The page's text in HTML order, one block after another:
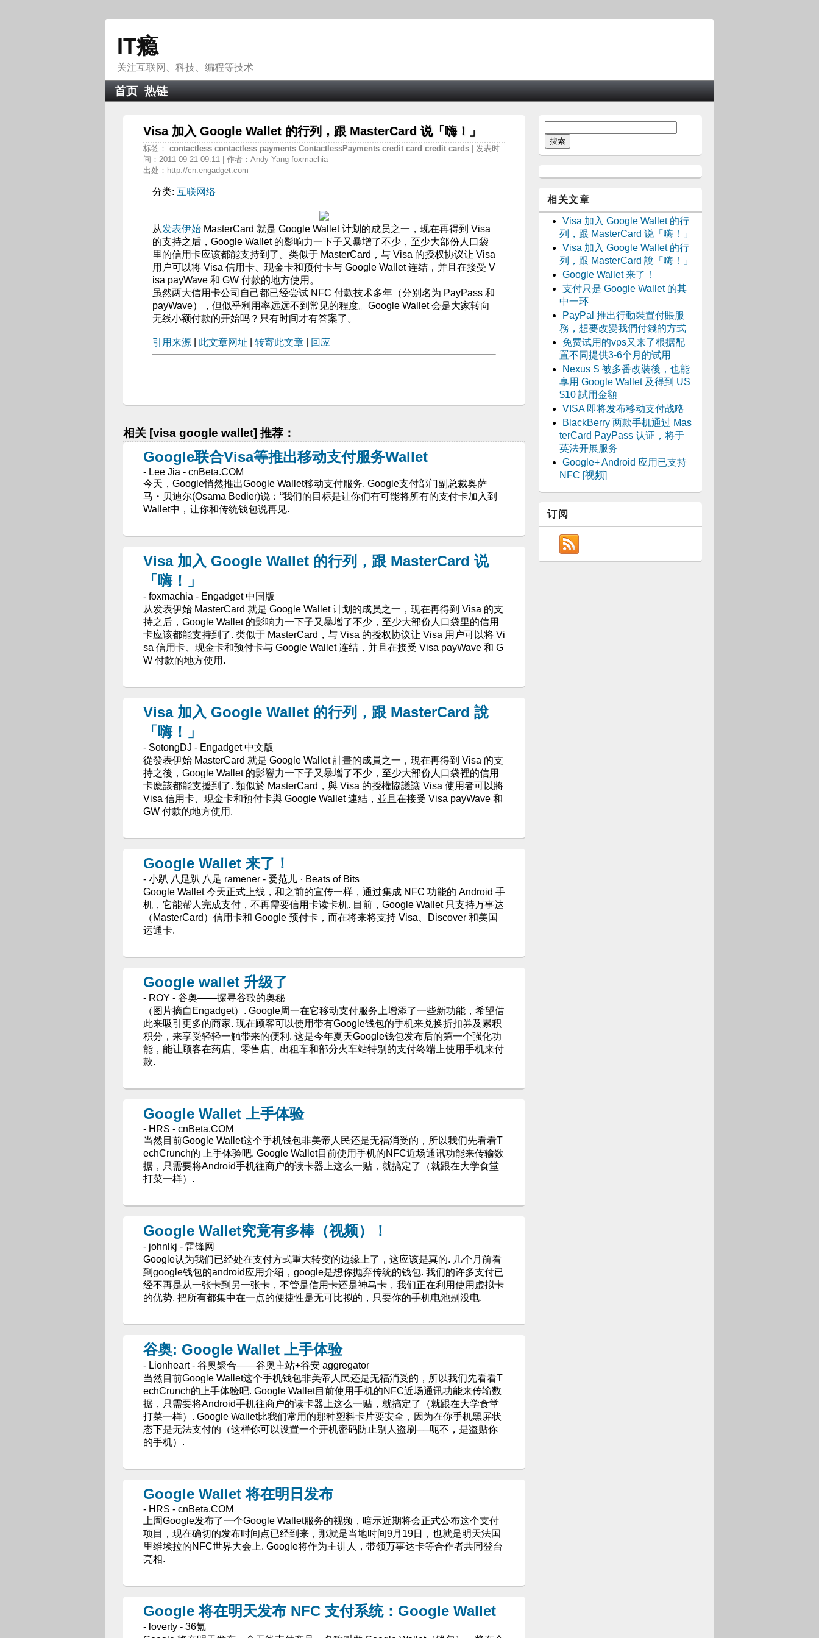
IT瘾
关注互联网、科技、编程等技术
首页 热链
Visa 加入 Google Wallet 的行列，跟 MasterCard 说「嗨！」
标签： contactless contactless payments ContactlessPayments credit card credit cards
| 发表时
间：2011-09-21 09:11 | 作者：Andy Yang foxmachia
出处：http://cn.engadget.com
分类: 互联网络
从发表伊始 MasterCard 就是 Google Wallet 计划的成员之一，现在再得到 Visa
的支持之后，Google Wallet 的影响力一下子又暴增了不少，至少大部份人口袋
里的信用卡应该都能支持到了。类似于 MasterCard，与 Visa 的授权协议让 Visa
用户可以将 Visa 信用卡、现金卡和预付卡与 Google Wallet 连结，并且在接受 V
isa payWave 和 GW 付款的地方使用。
虽然两大信用卡公司自己都已经尝试 NFC 付款技术多年（分别名为 PayPass 和
payWave），但似乎利用率远远不到常见的程度。Google Wallet 会是大家转向
无线小额付款的开始吗？只有时间才有答案了。
引用来源 此文章网址 转寄此文章 回应
相关 [visa google wallet] 推荐：
Google联合Visa等推出移动支付服务Wallet
- Lee Jia - cnBeta.COM
今天，Google悄然推出Google Wallet移动支付服务. Google支付部门副总裁奥萨
马・贝迪尔(Osama Bedier)说：“我们的目标是让你们有可能将所有的支付卡加入到
Wallet中，让你和传统钱包说再见.
Visa 加入 Google Wallet 的行列，跟 MasterCard 说
「嗨！」
- foxmachia - Engadget 中国版
从发表伊始 MasterCard 就是 Google Wallet 计划的成员之一，现在再得到 Visa 的支
持之后，Google Wallet 的影响力一下子又暴增了不少，至少大部份人口袋里的信用
卡应该都能支持到了. 类似于 MasterCard，与 Visa 的授权协议让 Visa 用户可以将 Vi
sa 信用卡、现金卡和预付卡与 Google Wallet 连结，并且在接受 Visa payWave 和 G
W 付款的地方使用.
Visa 加入 Google Wallet 的行列，跟 MasterCard 說
「嗨！」
- SotongDJ - Engadget 中文版
從發表伊始 MasterCard 就是 Google Wallet 計畫的成員之一，現在再得到 Visa 的支
持之後，Google Wallet 的影響力一下子又暴增了不少，至少大部份人口袋裡的信用
卡應該都能支援到了. 類似於 MasterCard，與 Visa 的授權協議讓 Visa 使用者可以將
Visa 信用卡、現金卡和預付卡與 Google Wallet 連結，並且在接受 Visa payWave 和
GW 付款的地方使用.
Google Wallet 来了！
- 小趴 八足趴 八足 ramener - 爱范儿 · Beats of Bits
Google Wallet 今天正式上线，和之前的宣传一样，通过集成 NFC 功能的 Android 手
机，它能帮人完成支付，不再需要信用卡读卡机. 目前，Google Wallet 只支持万事达
（MasterCard）信用卡和 Google 预付卡，而在将来将支持 Visa、Discover 和美国
运通卡.
Google wallet 升级了
- ROY - 谷奥——探寻谷歌的奥秘
（图片摘自Engadget）. Google周一在它移动支付服务上增添了一些新功能，希望借
此来吸引更多的商家. 现在顾客可以使用带有Google钱包的手机来兑换折扣券及累积
积分，来享受轻轻一触带来的便利. 这是今年夏天Google钱包发布后的第一个强化功
能，能让顾客在药店、零售店、出租车和部分火车站特别的支付终端上使用手机来付
款.
Google Wallet 上手体验
- HRS - cnBeta.COM
当然目前Google Wallet这个手机钱包非美帝人民还是无福消受的，所以我们先看看T
echCrunch的 上手体验吧. Google Wallet目前使用手机的NFC近场通讯功能来传输数
据，只需要将Android手机往商户的读卡器上这么一贴，就搞定了（就跟在大学食堂
打菜一样）.
Google Wallet究竟有多棒（视频）！
- johnlkj - 雷锋网
Google认为我们已经处在支付方式重大转变的边缘上了，这应该是真的. 几个月前看
到google钱包的android应用介绍，google是想你抛弃传统的钱包. 我们的许多支付已
经不再是从一张卡到另一张卡，不管是信用卡还是神马卡，我们正在利用使用虚拟卡
的优势. 把所有都集中在一点的便捷性是无可比拟的，只要你的手机电池别没电.
谷奥: Google Wallet 上手体验
- Lionheart - 谷奥聚合——谷奥主站+谷安 aggregator
当然目前Google Wallet这个手机钱包非美帝人民还是无福消受的，所以我们先看看T
echCrunch的上手体验吧. Google Wallet目前使用手机的NFC近场通讯功能来传输数
据，只需要将Android手机往商户的读卡器上这么一贴，就搞定了（就跟在大学食堂
打菜一样）. Google Wallet比我们常用的那种塑料卡片要安全，因为在你手机黑屏状
态下是无法支付的（这样你可以设置一个开机密码防止别人盗刷──呃不，是盗贴你
的手机）.
Google Wallet 将在明日发布
- HRS - cnBeta.COM
上周Google发布了一个Google Wallet服务的视频，暗示近期将会正式公布这个支付
项目，现在确切的发布时间点已经到来，那就是当地时间9月19日，也就是明天法国
里维埃拉的NFC世界大会上. Google将作为主讲人，带领万事达卡等合作者共同登台
亮相.
Google 将在明天发布 NFC 支付系统：Google Wallet
- loverty - 36氪
相关文章
Visa 加入 Google Wallet 的行
列，跟 MasterCard 说「嗨！」
Visa 加入 Google Wallet 的行
列，跟 MasterCard 說「嗨！」
Google Wallet 来了！
支付只是 Google Wallet 的其
中一环
PayPal 推出行動裝置付賬服
務，想要改變我們付錢的方式
免费试用的vps又来了根据配
置不同提供3-6个月的试用
Nexus S 被多番改裝後，也能
享用 Google Wallet 及得到 US
$10 試用金額
VISA 即将发布移动支付战略
BlackBerry 两款手机通过 Mas
terCard PayPass 认证，将于
英法开展服务
Google+ Android 应用已支持
NFC [视频]
订阅